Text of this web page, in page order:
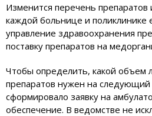
Изменится перечень
каждой больнице и поликлинике
управление здравоохранения
поставку препаратов на
Чтобы определить, какой объем
препаратов нужен на следующий
сформировало заявку на
обеспечение. В ведомстве не